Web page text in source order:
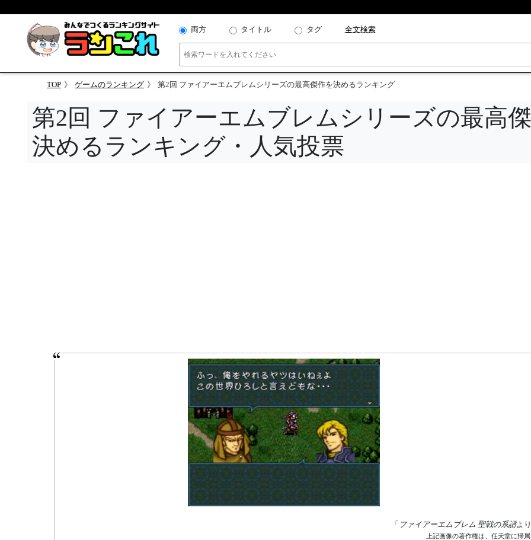
両方 タイトル タグ 全文検索
TOP ゲームのランキング 第2回 ファイアーエムブレムシリーズの最高傑作を決めるランキング
第2回 ファイアーエムブレムシリーズの最高
決めるランキング・人気投票
「 ファイアーエムブレム 聖戦の系譜よ
上記画像の著作権は、任天堂に帰